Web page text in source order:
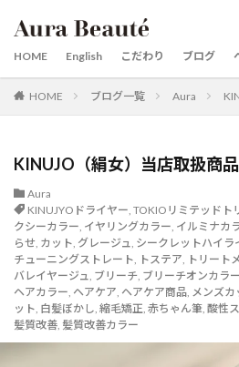
HOME English こだわり ブログ
HOME ブログ一覧 Aura
KINUJO（絹女）当店取扱商
Aura
KINUJYOドライヤー, TOKIOリミテッドト
クシーカラー, イヤリングカラー, イルミナカ
らせ, カット, グレージュ, シークレットハイラ
チューニングストレート, トステア, トリート
バレイヤージュ, ブリーチ, ブリーチオンカラー
ヘアカラー, ヘアケア, ヘアケア商品, メンズカ
ット, 白髪ぼかし, 縮毛矯正, 赤ちゃん筆, 酸性
髪質改善, 髪質改善カラー
カテゴリー
タグ
市役所前
婚活用写真 婚活
京都市役所前
京都 烏丸
三条
ロングスタイルが得意
レイヤーカットが得意な美容師
リタッチカラー 御池
メンズパ
マンツーマン